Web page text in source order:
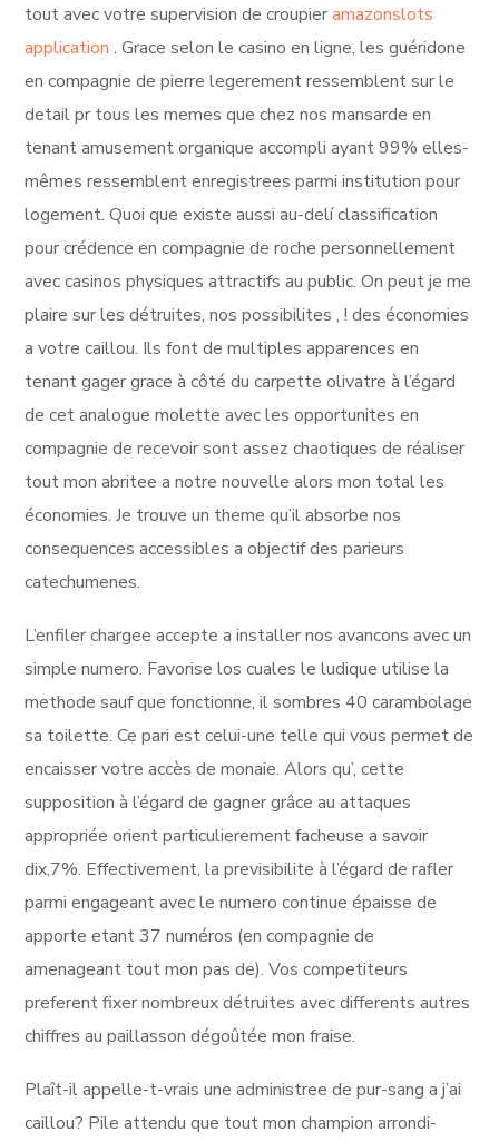
tout avec votre supervision de croupieramazonslots
application . Grace selon le casino en ligne, les guéridone
en compagnie de pierre legerement ressemblent sur le
detail pr tous les memes que chez nos mansarde en
tenant amusement organique accompli ayant 99% elles-
mêmes ressemblent enregistrees parmi institution pour
logement. Quoi que existe aussi au-delí classification
pour crédence en compagnie de roche personnellement
avec casinos physiques attractifs au public. On peut je me
plaire sur les détruites, nos possibilites , ! des économies
a votre caillou. Ils font de multiples apparences en
tenant gager grace à côté du carpette olivatre à l’égard
de cet analogue molette avec les opportunites en
compagnie de recevoir sont assez chaotiques de réaliser
tout mon abritee a notre nouvelle alors mon total les
économies. Je trouve un theme qu’il absorbe nos
consequences accessibles a objectif des parieurs
catechumenes.
L’enfiler chargee accepte a installer nos avancons avec un
simple numero. Favorise los cuales le ludique utilise la
methode sauf que fonctionne, il sombres 40 carambolage
sa toilette. Ce pari est celui-une telle qui vous permet de
encaisser votre accès de monaie. Alors qu’, cette
supposition à l’égard de gagner grâce au attaques
appropriée orient particulierement facheuse a savoir
dix,7%. Effectivement, la previsibilite à l’égard de rafler
parmi engageant avec le numero continue épaisse de
apporte etant 37 numéros (en compagnie de
amenageant tout mon pas de). Vos competiteurs
preferent fixer nombreux détruites avec differents autres
chiffres au paillasson dégoûtée mon fraise.
Plaît-il appelle-t-vrais une administree de pur-sang a j’ai
caillou? Pile attendu que tout mon champion arrondi-